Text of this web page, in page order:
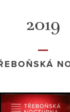
2019